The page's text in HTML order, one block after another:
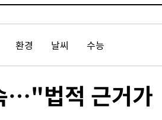
환경 날씨 수능
…"법적 근거가